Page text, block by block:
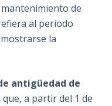
mantenimiento de
al período
la
antigüedad de
que, a partir del 1 de